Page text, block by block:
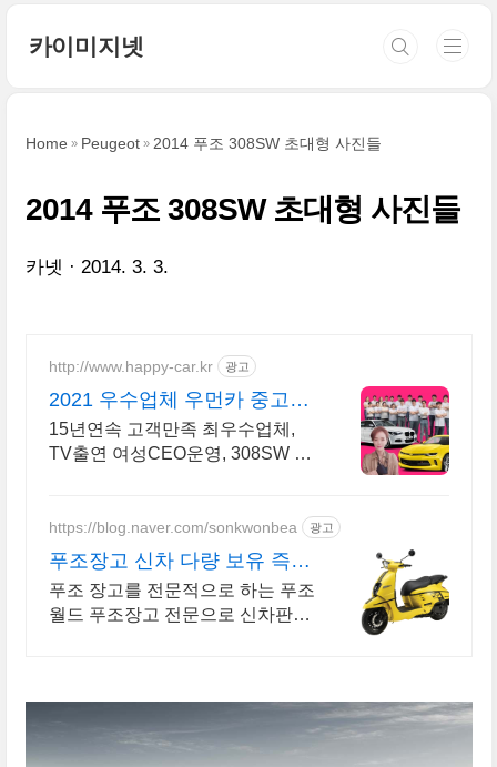
카이미지넷
Home Peugeot 2014 푸조 308SW 초대형 사진들
2014 푸조 308SW 초대형 사진들
카넷 2014. 3. 3.
http://www.happy-car.kr 광고
2021 우수업체 우먼카 중고차
는 최우수모범업체에서!
15년연속 고객만족 최우수업체,
TV출연 여성CEO운영, 308SW 실
홈페이지"
https://blog.naver.com/sonkwonbea 광고
푸조장고 신차 다량 보유 즉시
출고가능
푸조 장고를 전문적으로 하는 푸조
월드 푸조장고 전문으로 신차판매